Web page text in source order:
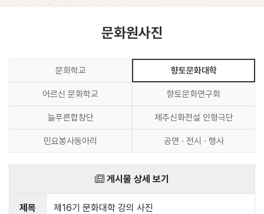
문화원사진
문화학교 향토문화대학
어르신 문화학교 향토문화연구회
늘푸른합창단 제주신화전설 인형극단
민요봉사동아리 공연 · 전시 · 행사
게시물 상세 보기
제목 제16기 문화대학 강의 사진